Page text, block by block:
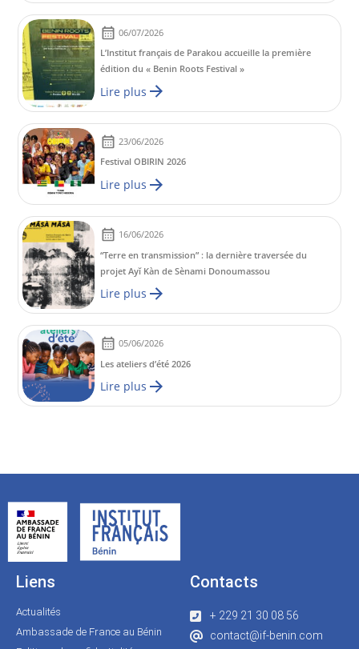
06/07/2026
L’Institut français de Parakou accueille la première
édition du « Benin Roots Festival »
Lire plus
23/06/2026
Festival OBIRIN 2026
Lire plus
16/06/2026
“Terre en transmission” : la dernière traversée du
projet Ayĭ Kàn de Sènami Donoumassou
Lire plus
05/06/2026
Les ateliers d’été 2026
Lire plus
Liens
Actualités
Ambassade de France au Bénin
Contacts
+ 229 21 30 08 56
contact@if-benin.com